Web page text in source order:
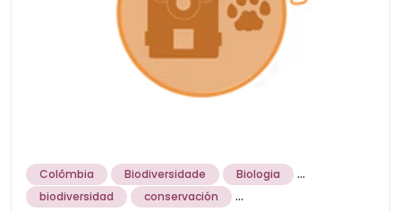
Colômbia Biodiversidade Biologia ...
biodiversidad conservación ...